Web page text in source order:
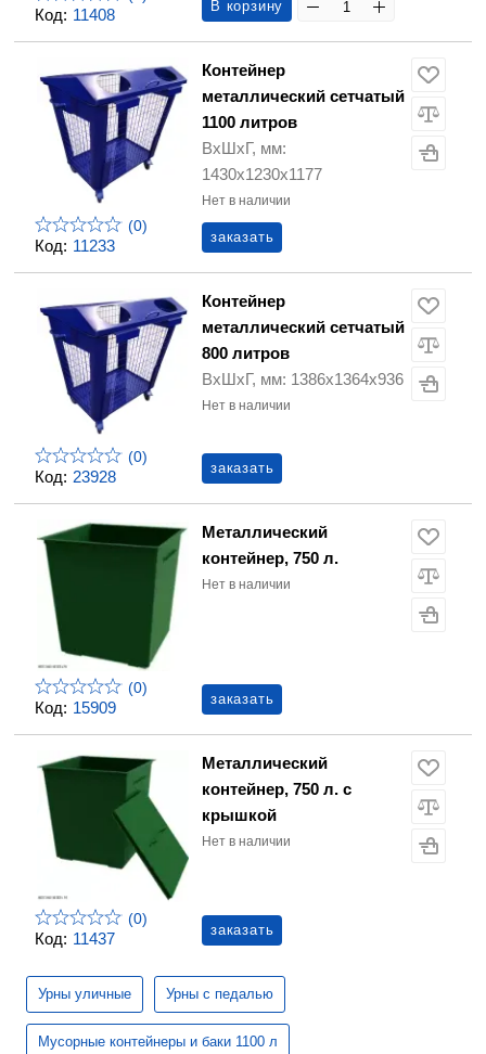
Код: 11408 В корзину
Код: 11233
(0)
Контейнер
металлический сетчатый
1100 литров
ВхШхГ, мм:
1430х1230х1177
Нет в наличии
заказать
Код: 23928
(0)
Контейнер
металлический сетчатый
800 литров
ВхШхГ, мм: 1386х1364х936
Нет в наличии
заказать
Код: 15909
(0)
Металлический
контейнер, 750 л.
Нет в наличии
заказать
Код: 11437
(0)
Металлический
контейнер, 750 л. с
крышкой
Нет в наличии
заказать
Урны уличные Урны с педалью
Мусорные контейнеры и баки 1100 л